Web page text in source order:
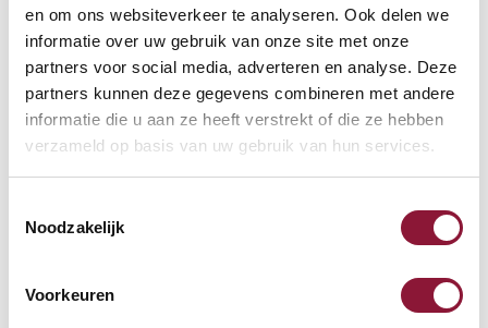
en om ons websiteverkeer te analyseren. Ook delen we
informatie over uw gebruik van onze site met onze
partners voor social media, adverteren en analyse. Deze
partners kunnen deze gegevens combineren met andere
informatie die u aan ze heeft verstrekt of die ze hebben
verzameld op basis van uw gebruik van hun services.
Noodzakelijk
Voorkeuren
In winkelwagen
Offerte aanvragen
Toevoegen aan vergelijker